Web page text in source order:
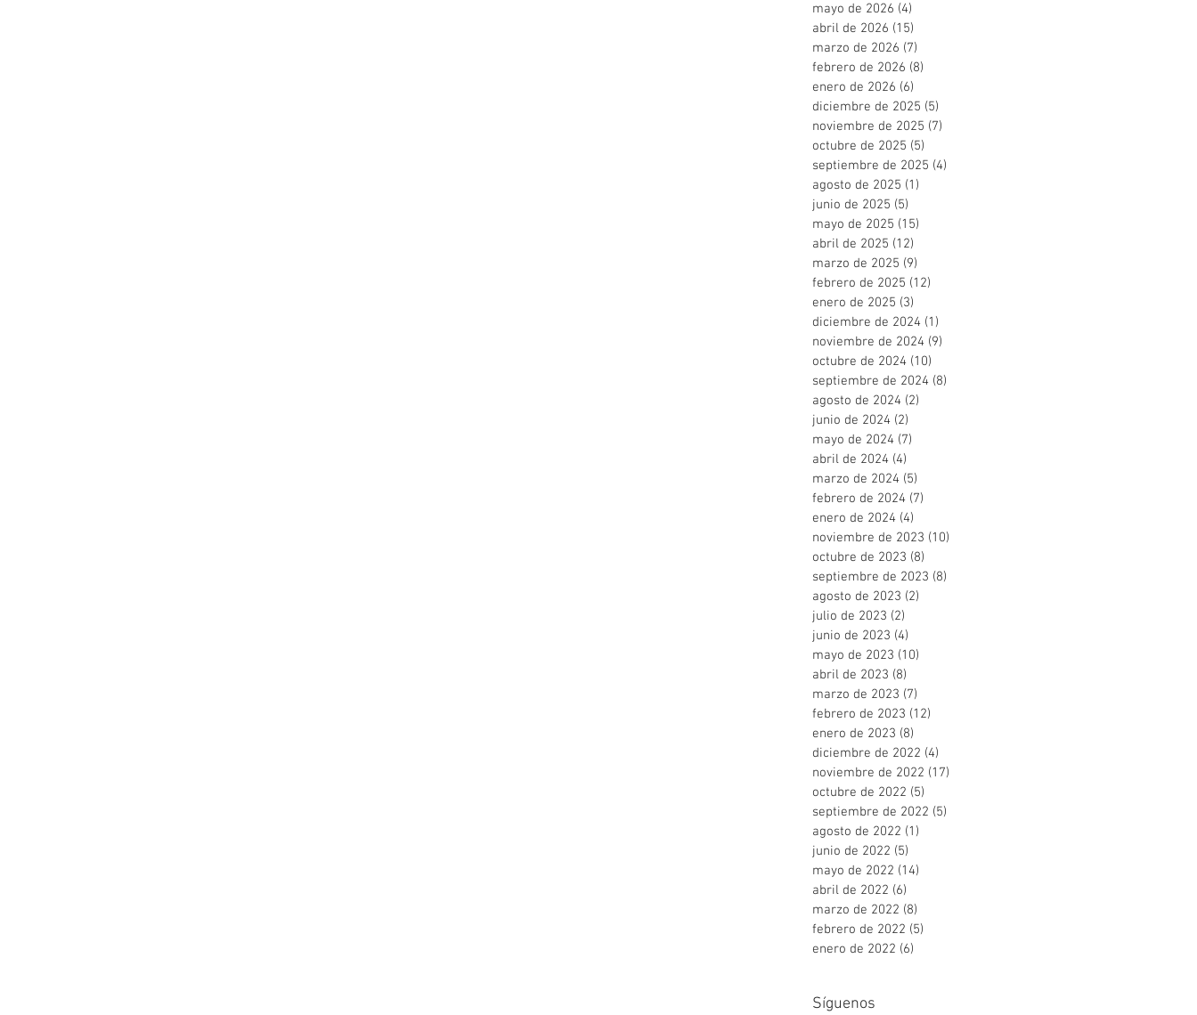
mayo de 2026 (4)
abril de 2026 (15)
marzo de 2026 (7)
febrero de 2026 (8)
enero de 2026 (6)
diciembre de 2025 (5)
noviembre de 2025 (7)
octubre de 2025 (5)
septiembre de 2025 (4)
agosto de 2025 (1)
junio de 2025 (5)
mayo de 2025 (15)
abril de 2025 (12)
marzo de 2025 (9)
febrero de 2025 (12)
enero de 2025 (3)
diciembre de 2024 (1)
noviembre de 2024 (9)
octubre de 2024 (10)
septiembre de 2024 (8)
agosto de 2024 (2)
junio de 2024 (2)
mayo de 2024 (7)
abril de 2024 (4)
marzo de 2024 (5)
febrero de 2024 (7)
enero de 2024 (4)
noviembre de 2023 (10)
octubre de 2023 (8)
septiembre de 2023 (8)
agosto de 2023 (2)
julio de 2023 (2)
junio de 2023 (4)
mayo de 2023 (10)
abril de 2023 (8)
marzo de 2023 (7)
febrero de 2023 (12)
enero de 2023 (8)
diciembre de 2022 (4)
noviembre de 2022 (17)
octubre de 2022 (5)
septiembre de 2022 (5)
agosto de 2022 (1)
junio de 2022 (5)
mayo de 2022 (14)
abril de 2022 (6)
marzo de 2022 (8)
febrero de 2022 (5)
enero de 2022 (6)
Síguenos